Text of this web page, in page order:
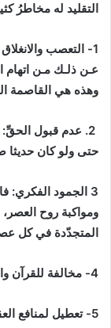
التقليد له مخاطرُ
1- التعصب
عـن ذلـك مـن اتهام
وهذه هي القاصمة
2. عدم قبول
حتى ولو كان حديثا
3 الجمود الفكري:
ومواكبة روح
المتجدّدة في كل
4- مخالفة للقرآن والسنة.
5- تعطيل لمنافع العقل.